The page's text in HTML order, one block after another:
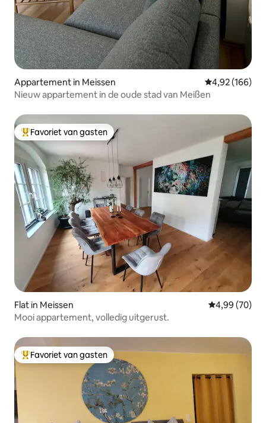
Appartement in Meissen Gemiddelde
4,92 (166)
Nieuw appartement in de oude stad van Meißen
Topfavoriet van gasten
Favoriet van gasten
Flat in Meissen Gemiddelde
4,99 (70)
Mooi appartement, volledig uitgerust.
Topfavoriet van gasten
Favoriet van gasten